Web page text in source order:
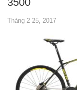
Tháng 2 25, 2017